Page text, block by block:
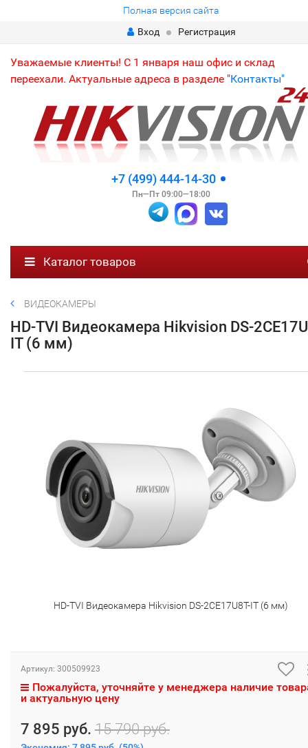
Полная версия сайта
Вход
Регистрация
Уважаемые клиенты! С 1 января наш офис и склад
переехали. Актуальные адреса в разделе "Контакты"
+7 (499) 444-14-30
Пн—Пт 09:00—18:00
Каталог товаров
ВИДЕОКАМЕРЫ
HD-TVI Видеокамера Hikvision DS-
IT (6 мм)
HD-TVI Видеокамера Hikvision DS-2CE17U8T-IT (6 мм)
Артикул: 300509923
Пожалуйста, уточняйте у менеджера наличие
и актуальную цену
7 895 руб. 15 790 руб.